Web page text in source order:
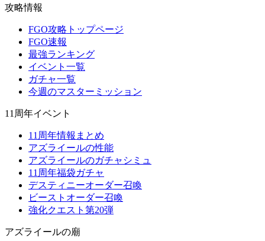
攻略情報
FGO攻略トップページ
FGO速報
最強ランキング
イベント一覧
ガチャ一覧
今週のマスターミッション
11周年イベント
11周年情報まとめ
アズライールの性能
アズライールのガチャシミュ
11周年福袋ガチャ
デスティニーオーダー召喚
ビーストオーダー召喚
強化クエスト第20弾
アズライールの廟